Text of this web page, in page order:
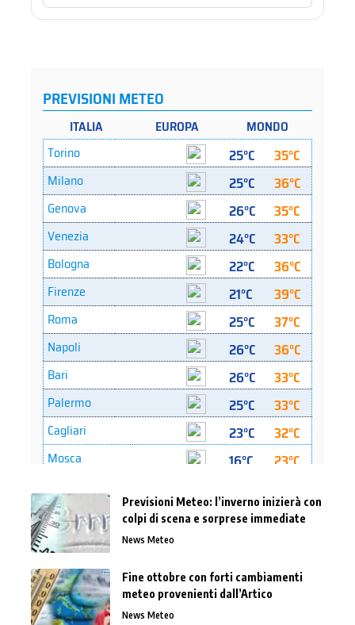
Previsioni Meteo: l’inverno inizierà con
colpi di scena e sorprese immediate
News Meteo
Fine ottobre con forti cambiamenti
meteo provenienti dall’Artico
News Meteo